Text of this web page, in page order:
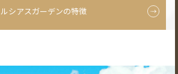
ルシアスガーデンの特徴